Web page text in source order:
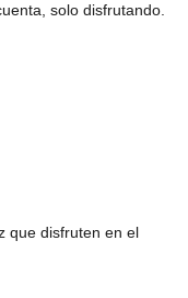
solo disfrutando.
que disfruten en el